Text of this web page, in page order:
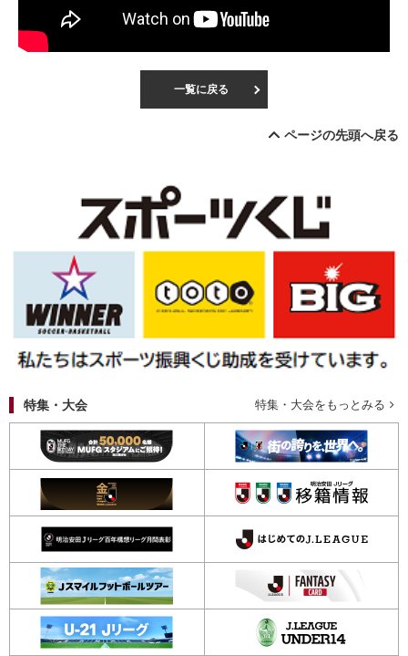
一覧に戻る
ページの先頭へ戻る
特集・大会 特集・大会をもっとみる